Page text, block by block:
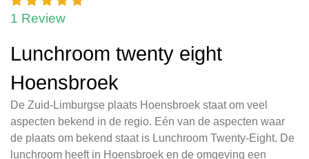
1 Review
Lunchroom twenty eight
Hoensbroek
De Zuid-Limburgse plaats Hoensbroek staat om veel
aspecten bekend in de regio. Eén van de aspecten waar
de plaats om bekend staat is Lunchroom Twenty-Eight. De
lunchroom heeft in Hoensbroek en de omgeving een